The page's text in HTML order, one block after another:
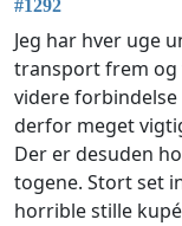
#1292
Jeg har hver uge
transport frem og
videre forbindelse
derfor meget
Der er desuden
togene. Stort set
horrible stille